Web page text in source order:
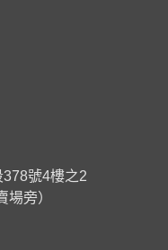
號4樓之2
場旁）